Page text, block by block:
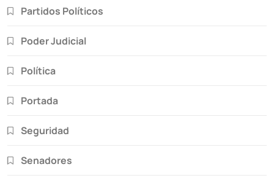
Partidos Políticos
Poder Judicial
Política
Portada
Seguridad
Senadores